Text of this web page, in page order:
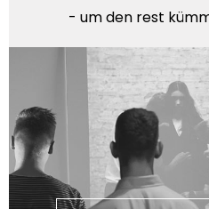
- um den rest